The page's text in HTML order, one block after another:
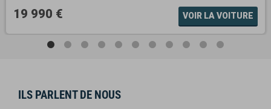
19 990 € VOIR LA VOITURE
ILS PARLENT DE NOUS